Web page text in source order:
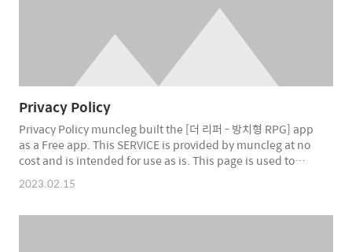
Privacy Policy
Privacy Policy muncleg built the [더 리퍼 - 방치형 RPG] app
as a Free app. This SERVICE is provided by muncleg at no
cost and is intended for use as is. This page is used to
inform visitors regarding my policies with the collection,
use, and disclosure of Personal Information if anyone
2023.02.15